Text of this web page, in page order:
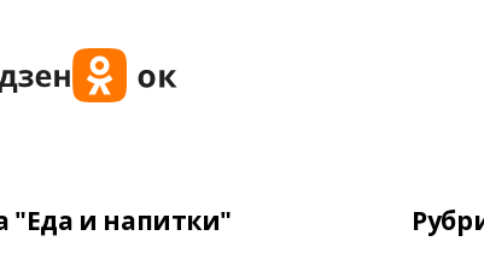
"Еда и напитки"